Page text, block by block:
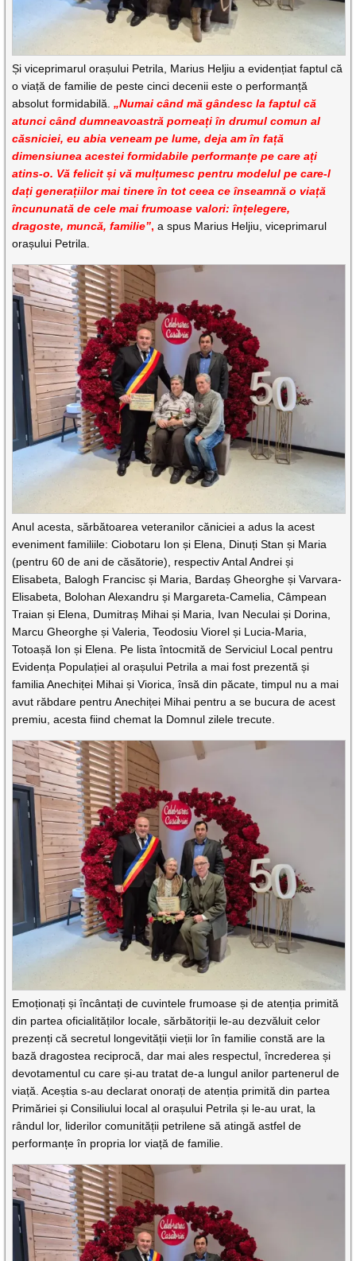
Și viceprimarul orașului Petrila, Marius Heljiu a evidențiat faptul că
o viață de familie de peste cinci decenii este o performanță
absolut formidabilă.„Numai când mă gândesc la faptul că
atunci când dumneavoastră porneați în drumul comun al
căsniciei, eu abia veneam pe lume, deja am în față
dimensiunea acestei formidabile performanțe pe care ați
atins-o. Vă felicit și vă mulțumesc pentru modelul pe care-l
dați generațiilor mai tinere în tot ceea ce înseamnă o viață
încununată de cele mai frumoase valori: înțelegere,
dragoste, muncă, familie”, a spus Marius Heljiu, viceprimarul
orașului Petrila.
Anul acesta, sărbătoarea veteranilor căniciei a adus la acest
eveniment familiile: Ciobotaru Ion și Elena, Dinuți Stan și Maria
(pentru 60 de ani de căsătorie), respectiv Antal Andrei și
Elisabeta, Balogh Francisc și Maria, Bardaș Gheorghe și Varvara-
Elisabeta, Bolohan Alexandru și Margareta-Camelia, Câmpean
Traian și Elena, Dumitraș Mihai și Maria, Ivan Neculai și Dorina,
Marcu Gheorghe și Valeria, Teodosiu Viorel și Lucia-Maria,
Totoașă Ion și Elena. Pe lista întocmită de Serviciul Local pentru
Evidența Populației al orașului Petrila a mai fost prezentă și
familia Anechiței Mihai și Viorica, însă din păcate, timpul nu a mai
avut răbdare pentru Anechiței Mihai pentru a se bucura de acest
premiu, acesta fiind chemat la Domnul zilele trecute.
Emoționați și încântați de cuvintele frumoase și de atenția primită
din partea oficialităților locale, sărbătoriții le-au dezvăluit celor
prezenți că secretul longevității vieții lor în familie constă are la
bază dragostea reciprocă, dar mai ales respectul, încrederea și
devotamentul cu care și-au tratat de-a lungul anilor partenerul de
viață. Aceștia s-au declarat onorați de atenția primită din partea
Primăriei și Consiliului local al orașului Petrila și le-au urat, la
rândul lor, liderilor comunității petrilene să atingă astfel de
performanțe în propria lor viață de familie.